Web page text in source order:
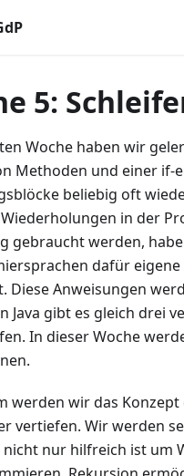
5:
Woche haben wir
Methoden und einer if-
beliebig oft
in der
gebraucht werden,
dafür eigene
Diese Anweisungen
Java gibt es gleich drei
In dieser Woche
werden wir das
vertiefen. Wir werden
nicht nur hilfreich ist um